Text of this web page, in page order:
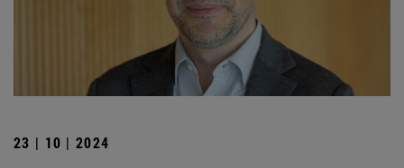
23 | 10 | 2024